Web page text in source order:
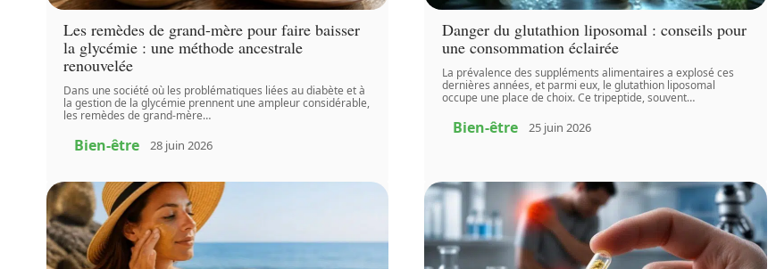
Les remèdes de grand-mère pour faire baisser
la glycémie : une méthode ancestrale
renouvelée
Dans une société où les problématiques liées au diabète et à
la gestion de la glycémie prennent une ampleur considérable,
les remèdes de grand-mère…
Bien-être 28 juin 2026
Danger du glutathion liposomal : conseils pour
une consommation éclairée
La prévalence des suppléments alimentaires a explosé ces
dernières années, et parmi eux, le glutathion liposomal
occupe une place de choix. Ce tripeptide, souvent…
Bien-être 25 juin 2026